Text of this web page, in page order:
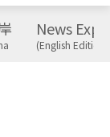
News
(English Edition)